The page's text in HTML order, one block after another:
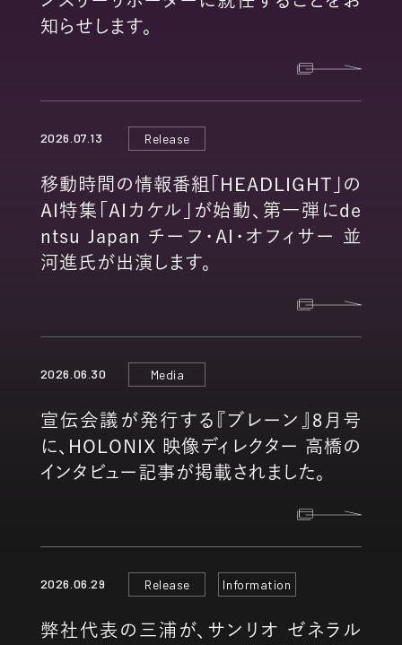
知らせします。
2026.07.13 Release
移動時間の情報番組「HEADLIGHT」の
AI特集「AIカケル」が始動、第一弾にde
ntsu Japan チーフ・AI・オフィサー 並
河進氏が出演します。
2026.06.30 Media
宣伝会議が発行する『ブレーン』8月号
に、HOLONIX 映像ディレクター 高橋の
インタビュー記事が掲載されました。
2026.06.29 Release Information
弊社代表の三浦が、サンリオ ゼネラル